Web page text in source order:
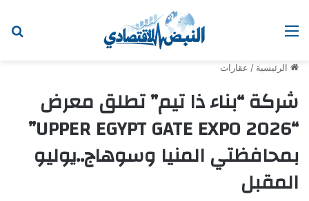
القائمة
الرئيسية / عقارات
شركة “بناء ذا تيم” تطلق معرض
“UPPER EGYPT GATE EXPO 2026”
بمحافظتي المنيا وسوهاج..يوليو
المقبل